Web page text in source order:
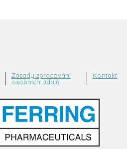
Zásady zpracování
osobních údajů
Kontakt